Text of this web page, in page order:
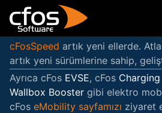
cFosSpeed artık yeni ellerde.
artık yeni sürümlerine sahip,
Ayrıca cFos EVSE, cFos
Wallbox Booster gibi elektro
cFos eMobility sayfamızı ziyaret